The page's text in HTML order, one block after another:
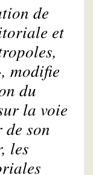
de
et
modifie
du
la voie
son
les